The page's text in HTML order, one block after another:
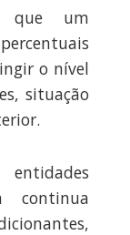
que um
o nível
situação
continua